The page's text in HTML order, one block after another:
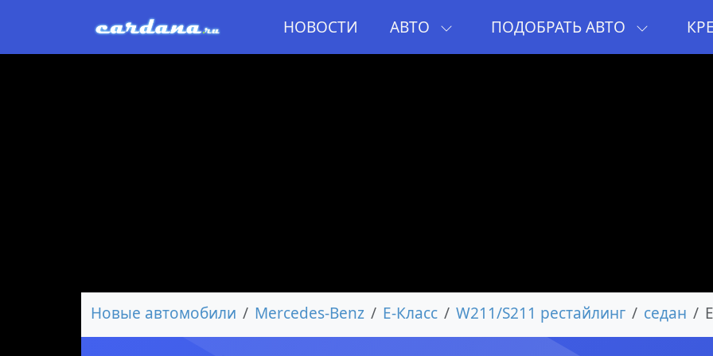
НОВОСТИ АВТО ПОДОБРАТЬ АВТО
Новые автомобили Mercedes-Benz E-Класс W211/S211 рестайлинг седан